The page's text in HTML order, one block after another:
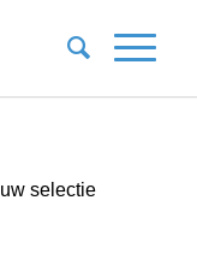
selectie